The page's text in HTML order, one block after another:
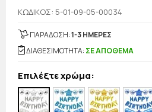
KΩΔΙΚΟΣ: 5-01-09-05-00034
ΠΑΡΑΔΟΣΗ:1-3 ΗΜΕΡΕΣ
ΔΙΑΘΕΣΙΜΟΤΗΤΑ: ΣΕ ΑΠΟΘΕΜΑ
Επιλέξτε χρώμα: